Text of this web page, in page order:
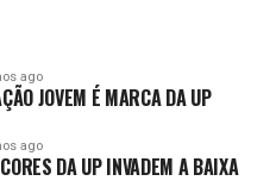
ago
JOVEM É MARCA DA UP
ago
DA UP INVADEM A BAIXA